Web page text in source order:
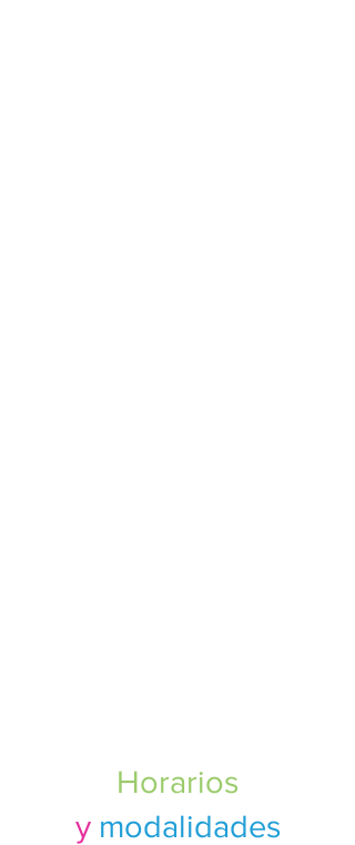
Horarios
ymodalidades